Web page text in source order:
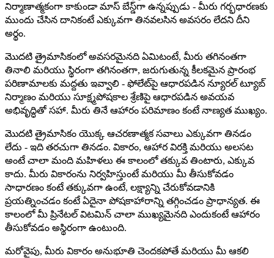
నిర్మాణాత్మకంగా కాకుండా మాస్ బేస్డ్‌గా ఉన్నప్పుడు - మీరు గర్భధారణకు
ముందు చేసిన దానికంటే ఎక్కువగా తినవలసిన అవసరం లేదని దీని
అర్థం.
మొదటి త్రైమాసికంలో అవసరమైనది ఏమిటంటే, మీరు తగినంతగా
తినాలి మరియు స్థిరంగా తగినంతగా, జరుగుతున్న కీలకమైన ప్రారంభ
పరిణామాలకు మద్దతు ఇవ్వాలి - ఫోలేట్‌పై ఆధారపడిన న్యూరల్ ట్యూబ్
నిర్మాణం మరియు సూక్ష్మపోషకాల శ్రేణిపై ఆధారపడిన అవయవ
అభివృద్ధితో సహా. మీరు తినే ఆహారం పరిమాణం కంటే నాణ్యత ముఖ్యం.
మొదటి త్రైమాసికం యొక్క ఆచరణాత్మక సవాలు ఎక్కువగా తినడం
లేదు - ఇది తరచుగా తినడం. వికారం, ఆహార విరక్తి మరియు అలసట
అంటే చాలా మంది మహిళలు ఈ కాలంలో తక్కువ తింటారు, ఎక్కువ
కాదు. మీరు వికారంను నిర్వహిస్తుంటే మరియు మీ తీసుకోవడం
సాధారణం కంటే తక్కువగా ఉంటే, లక్ష్యాన్ని చేరుకోవడానికి
ప్రయత్నించడం కంటే ఏదైనా పోషకాహారాన్ని తగ్గించడం ప్రాధాన్యత. ఈ
కాలంలో మీ ప్రినేటల్ విటమిన్ చాలా ముఖ్యమైనది ఎందుకంటే ఆహారం
తీసుకోవడం అస్థిరంగా ఉంటుంది.
మరోవైపు, మీరు వికారం అనుభూతి చెందకపోతే మరియు మీ ఆకలి